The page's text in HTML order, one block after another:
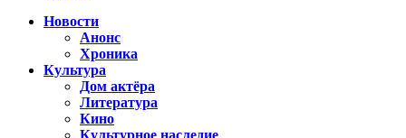
Новости
Анонс
Хроника
Культура
Дом актёра
Литература
Кино